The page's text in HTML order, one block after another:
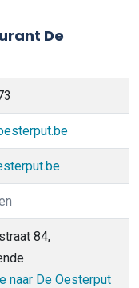
De
84,
naar De Oesterput